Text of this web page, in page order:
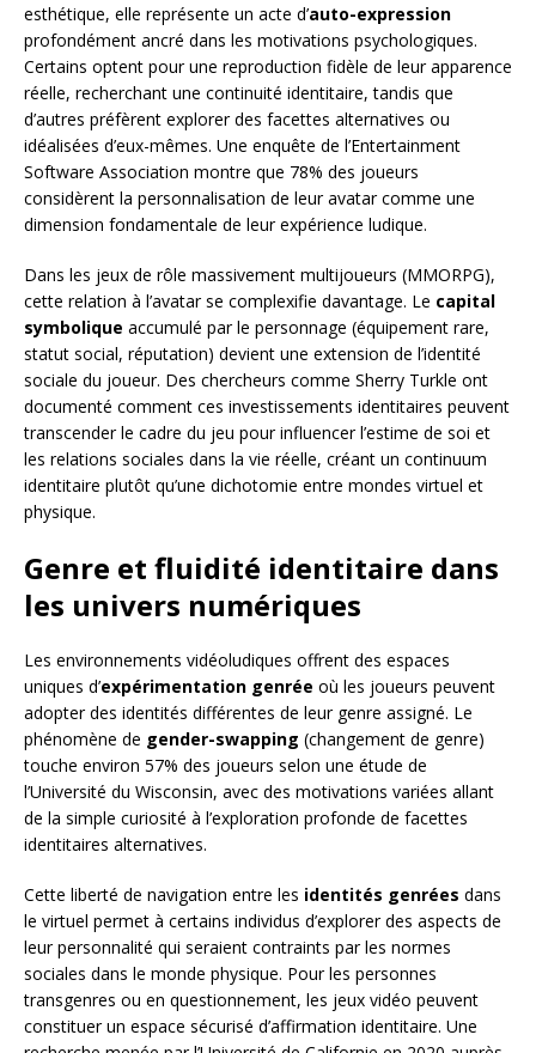
esthétique, elle représente un acte d’auto-expression
profondément ancré dans les motivations psychologiques.
Certains optent pour une reproduction fidèle de leur apparence
réelle, recherchant une continuité identitaire, tandis que
d’autres préfèrent explorer des facettes alternatives ou
idéalisées d’eux-mêmes. Une enquête de l’Entertainment
Software Association montre que 78% des joueurs
considèrent la personnalisation de leur avatar comme une
dimension fondamentale de leur expérience ludique.
Dans les jeux de rôle massivement multijoueurs (MMORPG),
cette relation à l’avatar se complexifie davantage. Le capital
symbolique accumulé par le personnage (équipement rare,
statut social, réputation) devient une extension de l’identité
sociale du joueur. Des chercheurs comme Sherry Turkle ont
documenté comment ces investissements identitaires peuvent
transcender le cadre du jeu pour influencer l’estime de soi et
les relations sociales dans la vie réelle, créant un continuum
identitaire plutôt qu’une dichotomie entre mondes virtuel et
physique.
Genre et fluidité identitaire dans
les univers numériques
Les environnements vidéoludiques offrent des espaces
uniques d’expérimentation genrée où les joueurs peuvent
adopter des identités différentes de leur genre assigné. Le
phénomène de gender-swapping (changement de genre)
touche environ 57% des joueurs selon une étude de
l’Université du Wisconsin, avec des motivations variées allant
de la simple curiosité à l’exploration profonde de facettes
identitaires alternatives.
Cette liberté de navigation entre les identités genrées dans
le virtuel permet à certains individus d’explorer des aspects de
leur personnalité qui seraient contraints par les normes
sociales dans le monde physique. Pour les personnes
transgenres ou en questionnement, les jeux vidéo peuvent
constituer un espace sécurisé d’affirmation identitaire. Une